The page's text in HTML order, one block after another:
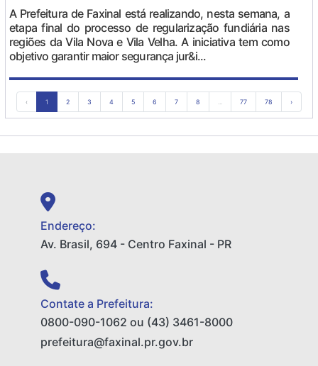
A Prefeitura de Faxinal está realizando, nesta semana, a
etapa final do processo de regularização fundiária nas
regiões da Vila Nova e Vila Velha. A iniciativa tem como
objetivo garantir maior segurança jur&i...
‹ 1 2 3 4 5 6 7 8 77 78 ›
Endereço:
Av. Brasil, 694 - Centro Faxinal - PR
Contate a Prefeitura:
0800-090-1062 ou (43) 3461-8000
prefeitura@faxinal.pr.gov.br